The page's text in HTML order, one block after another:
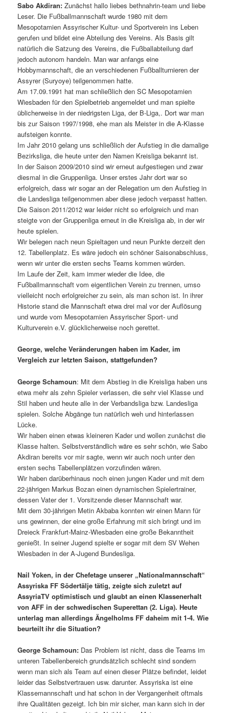
Sabo Akdiran: Zunächst hallo liebes bethnahrin-team und liebe
Leser. Die Fußballmannschaft wurde 1980 mit dem
Mesopotamien Assyrischer Kultur- und Sportverein ins Leben
gerufen und bildet eine Abteilung des Vereins. Als Basis gilt
natürlich die Satzung des Vereins, die Fußballabteilung darf
jedoch autonom handeln. Man war anfangs eine
Hobbymannschaft, die an verschiedenen Fußballturnieren der
Assyrer (Suryoye) teilgenommen hatte.
Am 17.09.1991 hat man schließlich den SC Mesopotamien
Wiesbaden für den Spielbetrieb angemeldet und man spielte
üblicherweise in der niedrigsten Liga, der B-Liga,. Dort war man
bis zur Saison 1997/1998, ehe man als Meister in die A-Klasse
aufsteigen konnte.
Im Jahr 2010 gelang uns schließlich der Aufstieg in die damalige
Bezirksliga, die heute unter den Namen Kreisliga bekannt ist.
In der Saison 2009/2010 sind wir erneut aufgestiegen und zwar
diesmal in die Gruppenliga. Unser erstes Jahr dort war so
erfolgreich, dass wir sogar an der Relegation um den Aufstieg in
die Landesliga teilgenommen aber diese jedoch verpasst hatten.
Die Saison 2011/2012 war leider nicht so erfolgreich und man
steigte von der Gruppenliga erneut in die Kreisliga ab, in der wir
heute spielen.
Wir belegen nach neun Spieltagen und neun Punkte derzeit den
12. Tabellenplatz. Es wäre jedoch ein schöner Saisonabschluss,
wenn wir unter die ersten sechs Teams kommen würden.
Im Laufe der Zeit, kam immer wieder die Idee, die
Fußballmannschaft vom eigentlichen Verein zu trennen, umso
vielleicht noch erfolgreicher zu sein, als man schon ist. In ihrer
Historie stand die Mannschaft etwa drei mal vor der Auflösung
und wurde vom Mesopotamien Assyrischer Sport- und
Kulturverein e.V. glücklicherweise noch gerettet.
George, welche Veränderungen haben im Kader, im
Vergleich zur letzten Saison, stattgefunden?
George Schamoun: Mit dem Abstieg in die Kreisliga haben uns
etwa mehr als zehn Spieler verlassen, die sehr viel Klasse und
Stil haben und heute alle in der Verbandsliga bzw. Landesliga
spielen. Solche Abgänge tun natürlich weh und hinterlassen
Lücke.
Wir haben einen etwas kleineren Kader und wollen zunächst die
Klasse halten. Selbstverständlich wäre es sehr schön, wie Sabo
Akdiran bereits vor mir sagte, wenn wir auch noch unter den
ersten sechs Tabellenplätzen vorzufinden wären.
Wir haben darüberhinaus noch einen jungen Kader und mit dem
22-jährigen Markus Bozan einen dynamischen Spielertrainer,
dessen Vater der 1. Vorsitzende dieser Mannschaft war.
Mit dem 30-jährigen Metin Akbaba konnten wir einen Mann für
uns gewinnen, der eine große Erfahrung mit sich bringt und im
Dreieck Frankfurt-Mainz-Wiesbaden eine große Bekanntheit
genießt. In seiner Jugend spielte er sogar mit dem SV Wehen
Wiesbaden in der A-Jugend Bundesliga.
Nail Yoken, in der Chefetage unserer „Nationalmannschaft“
Assyriska FF Södertälje tätig, zeigte sich zuletzt auf
AssyriaTV optimistisch und glaubt an einen Klassenerhalt
von AFF in der schwedischen Superettan (2. Liga). Heute
unterlag man allerdings Ängelholms FF daheim mit 1-4. Wie
beurteilt ihr die Situation?
George Schamoun: Das Problem ist nicht, dass die Teams im
unteren Tabellenbereich grundsätzlich schlecht sind sondern
wenn man sich als Team auf einen dieser Plätze befindet, leidet
leider das Selbstvertrauen usw. darunter. Assyriska ist eine
Klassemannschaft und hat schon in der Vergangenheit oftmals
ihre Qualitäten gezeigt. Ich bin mir sicher, man kann sich in der